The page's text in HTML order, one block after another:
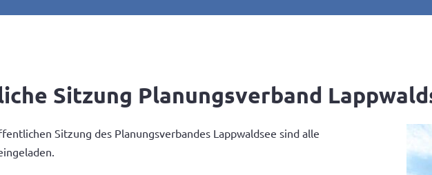
Sitzung Planungsverband
Sitzung des Planungsverbandes Lappwaldsee sind alle